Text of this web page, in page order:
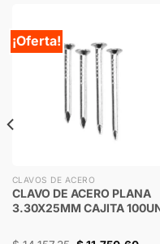
¡Oferta!
CLAVOS DE ACERO
CLAVO DE ACERO PLANA
3.30X25MM CAJITA